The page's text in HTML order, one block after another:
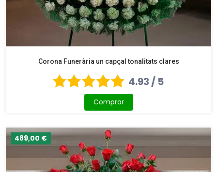
Corona Funerària un capçal tonalitats clares
4.93 / 5
Comprar
489,00 €